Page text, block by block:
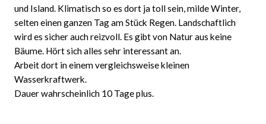
und Island. Klimatisch so es dort ja toll sein, milde Winter,
selten einen ganzen Tag am Stück Regen. Landschaftlich
wird es sicher auch reizvoll. Es gibt von Natur aus keine
Bäume. Hört sich alles sehr interessant an.
Arbeit dort in einem vergleichsweise kleinen
Wasserkraftwerk.
Dauer wahrscheinlich 10 Tage plus.